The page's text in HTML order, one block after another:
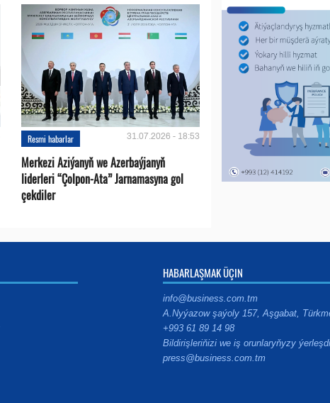
Resmi habarlar 31.07.2026 - 18:53
Merkezi Aziýanyň we Azerbaýjanyň
liderleri “Çolpon-Ata” Jarnamasyna gol
çekdiler
HABARLAŞMAK ÜÇIN
info@business.com.tm
A.Nyýazow şaýoly 157, Aşgabat,
+993 61 89 14 98
Bildirişleriňizi we iş orunlaryňyzy
press@business.com.tm